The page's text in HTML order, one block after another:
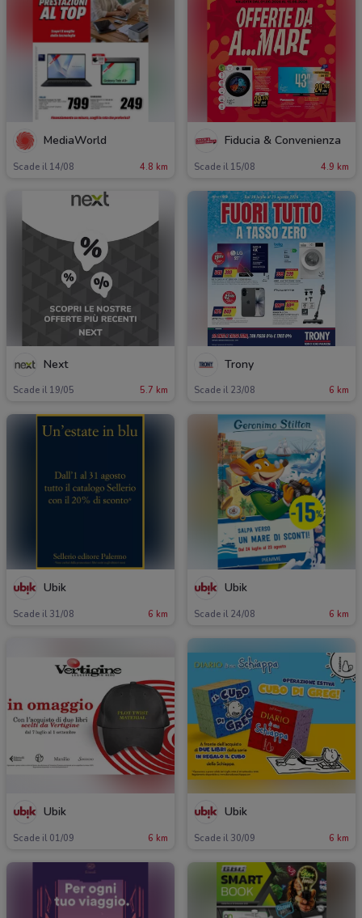
MediaWorld
Scade il 14/08 4.8 km
Fiducia & Convenienza
Scade il 15/08 4.9 km
Next
Scade il 19/05 5.7 km
Trony
Scade il 23/08 6 km
Ubik
Scade il 31/08 6 km
Ubik
Scade il 24/08 6 km
Ubik
Scade il 01/09 6 km
Ubik
Scade il 30/09 6 km